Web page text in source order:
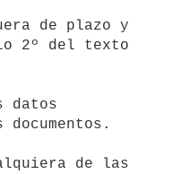
de plazo y
2º del texto
datos